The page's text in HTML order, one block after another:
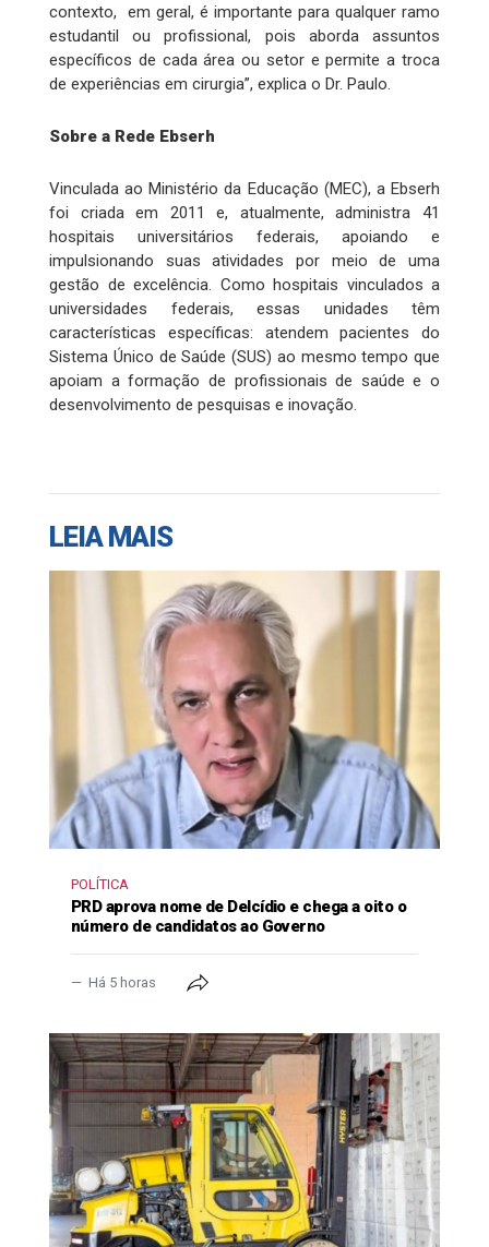
contexto, em geral, é importante para qualquer ramo
estudantil ou profissional, pois aborda assuntos
específicos de cada área ou setor e permite a troca
de experiências em cirurgia”, explica o Dr. Paulo.
Sobre a Rede Ebserh
Vinculada ao Ministério da Educação (MEC), a Ebserh
foi criada em 2011 e, atualmente, administra 41
hospitais universitários federais, apoiando e
impulsionando suas atividades por meio de uma
gestão de excelência. Como hospitais vinculados a
universidades federais, essas unidades têm
características específicas: atendem pacientes do
Sistema Único de Saúde (SUS) ao mesmo tempo que
apoiam a formação de profissionais de saúde e o
desenvolvimento de pesquisas e inovação.
LEIA MAIS
POLÍTICA
PRD aprova nome de Delcídio e chega a oito o
número de candidatos ao Governo
Há 5 horas